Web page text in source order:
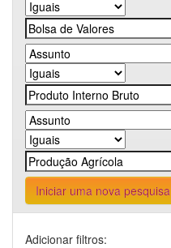
Iniciar uma nova pesquisa
Adicionar filtros: